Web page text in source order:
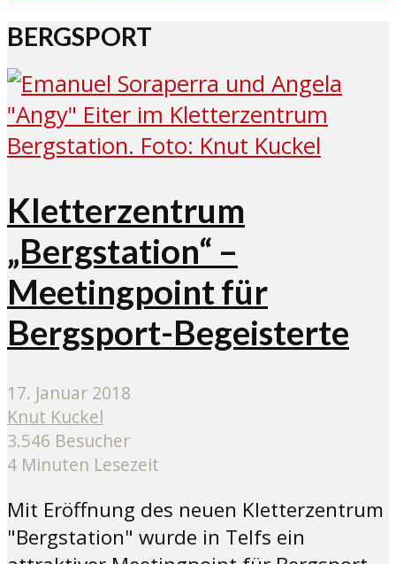
BERGSPORT
Kletterzentrum
„Bergstation“ –
Meetingpoint für
Bergsport-Begeisterte
17. Januar 2018
Knut Kuckel
3.546 Besucher
4 Minuten Lesezeit
Mit Eröffnung des neuen Kletterzentrum
"Bergstation" wurde in Telfs ein